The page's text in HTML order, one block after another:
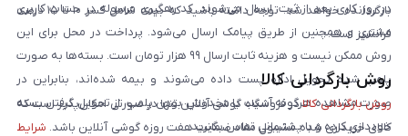
بازگردانده خواهد شد. توجه داشته باشید که بیمه شامل کسر ۱۰ تا ۱۵ درصد
فرانشیز است.
در روز کاری بعد از ثبت، ارسال می‌شوند. کد رهگیری مرسوله در حساب کاربری
مشتری و همچنین از طریق پیامک ارسال می‌شود. پرداخت در محل برای این
روش ممکن نیست و هزینه ثابت ارسال ۹۹ هزار تومان است. بسته‌ها به صورت
پلمپ شده تحویل اداره پست داده می‌شوند و بیمه شده‌اند، بنابراین در
صورت مشاهده هرگونه آسیب یا مخدوش بودن پلمپ، از تحویل گرفتن بسته
خودداری کرده و با پشتیبانی تماس بگیرید.
روش بازگردانی کالا
روش بازگردانی کالادر فروشگاه گوشی آنلاین تنها در صورتی امکان‌پذیر است که
کالای خریداری شده مشمول مفاد ضمانت هفت روزه گوشی آنلاین باشد. شرایط